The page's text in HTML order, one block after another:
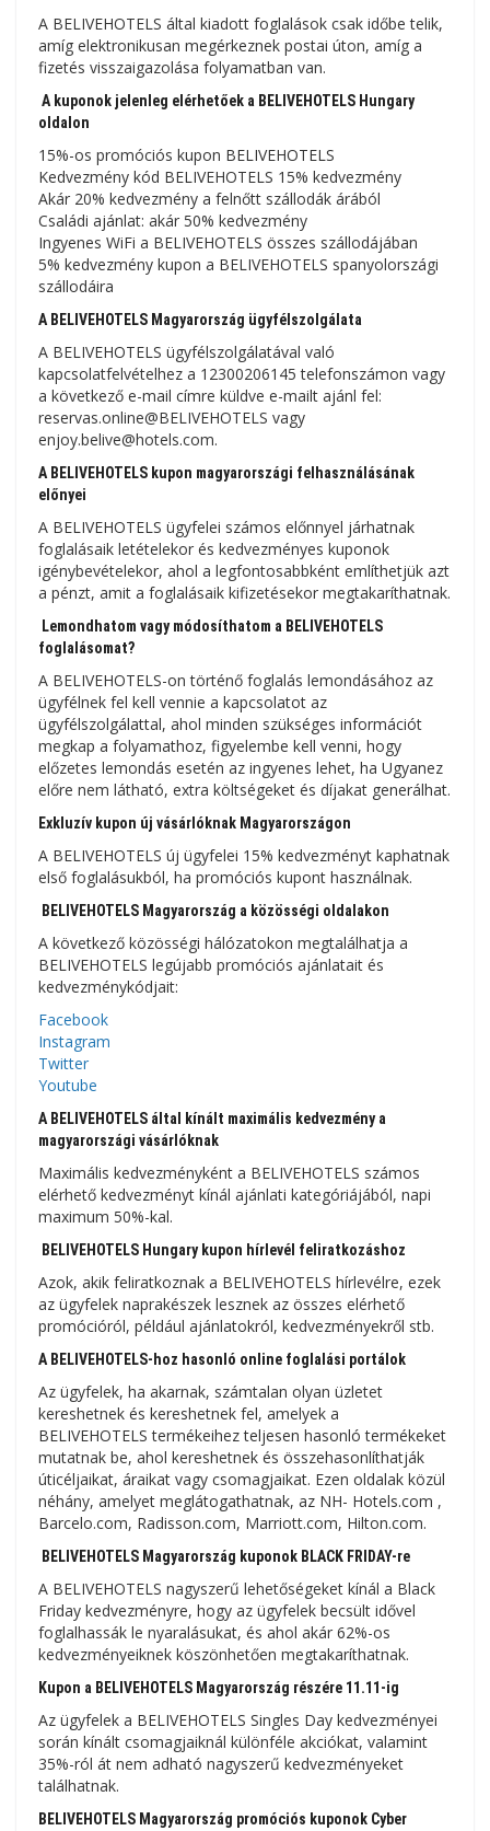
A BELIVEHOTELS által kiadott foglalások csak időbe telik,
amíg elektronikusan megérkeznek postai úton, amíg a
fizetés visszaigazolása folyamatban van.
A kuponok jelenleg elérhetőek a BELIVEHOTELS Hungary
oldalon
15%-os promóciós kupon BELIVEHOTELS
Kedvezmény kód BELIVEHOTELS 15% kedvezmény
Akár 20% kedvezmény a felnőtt szállodák árából
Családi ajánlat: akár 50% kedvezmény
Ingyenes WiFi a BELIVEHOTELS összes szállodájában
5% kedvezmény kupon a BELIVEHOTELS spanyolországi
szállodáira
A BELIVEHOTELS Magyarország ügyfélszolgálata
A BELIVEHOTELS ügyfélszolgálatával való
kapcsolatfelvételhez a 12300206145 telefonszámon vagy
a következő e-mail címre küldve e-mailt ajánl fel:
reservas.online@BELIVEHOTELS vagy
enjoy.belive@hotels.com.
A BELIVEHOTELS kupon magyarországi felhasználásának
előnyei
A BELIVEHOTELS ügyfelei számos előnnyel járhatnak
foglalásaik letételekor és kedvezményes kuponok
igénybevételekor, ahol a legfontosabbként említhetjük azt
a pénzt, amit a foglalásaik kifizetésekor megtakaríthatnak.
Lemondhatom vagy módosíthatom a BELIVEHOTELS
foglalásomat?
A BELIVEHOTELS-on történő foglalás lemondásához az
ügyfélnek fel kell vennie a kapcsolatot az
ügyfélszolgálattal, ahol minden szükséges információt
megkap a folyamathoz, figyelembe kell venni, hogy
előzetes lemondás esetén az ingyenes lehet, ha Ugyanez
előre nem látható, extra költségeket és díjakat generálhat.
Exkluzív kupon új vásárlóknak Magyarországon
A BELIVEHOTELS új ügyfelei 15% kedvezményt kaphatnak
első foglalásukból, ha promóciós kupont használnak.
BELIVEHOTELS Magyarország a közösségi oldalakon
A következő közösségi hálózatokon megtalálhatja a
BELIVEHOTELS legújabb promóciós ajánlatait és
kedvezménykódjait:
Facebook
Instagram
Twitter
Youtube
A BELIVEHOTELS által kínált maximális kedvezmény a
magyarországi vásárlóknak
Maximális kedvezményként a BELIVEHOTELS számos
elérhető kedvezményt kínál ajánlati kategóriájából, napi
maximum 50%-kal.
BELIVEHOTELS Hungary kupon hírlevél feliratkozáshoz
Azok, akik feliratkoznak a BELIVEHOTELS hírlevélre, ezek
az ügyfelek naprakészek lesznek az összes elérhető
promócióról, például ajánlatokról, kedvezményekről stb.
A BELIVEHOTELS-hoz hasonló online foglalási portálok
Az ügyfelek, ha akarnak, számtalan olyan üzletet
kereshetnek és kereshetnek fel, amelyek a
BELIVEHOTELS termékeihez teljesen hasonló termékeket
mutatnak be, ahol kereshetnek és összehasonlíthatják
úticéljaikat, áraikat vagy csomagjaikat. Ezen oldalak közül
néhány, amelyet meglátogathatnak, az NH- Hotels.com ,
Barcelo.com, Radisson.com, Marriott.com, Hilton.com.
BELIVEHOTELS Magyarország kuponok BLACK FRIDAY-re
A BELIVEHOTELS nagyszerű lehetőségeket kínál a Black
Friday kedvezményre, hogy az ügyfelek becsült idővel
foglalhassák le nyaralásukat, és ahol akár 62%-os
kedvezményeiknek köszönhetően megtakaríthatnak.
Kupon a BELIVEHOTELS Magyarország részére 11.11-ig
Az ügyfelek a BELIVEHOTELS Singles Day kedvezményei
során kínált csomagjaiknál ​​különféle akciókat, valamint
35%-ról át nem adható nagyszerű kedvezményeket
találhatnak.
BELIVEHOTELS Magyarország promóciós kuponok Cyber ​​​​